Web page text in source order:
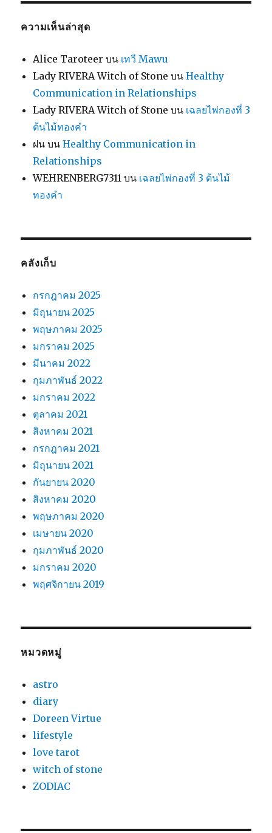
ความเห็นล่าสุด
Alice Taroteer บน เทวี Mawu
Lady RIVERA Witch of Stone บนHealthy
Communication in Relationships
Lady RIVERA Witch of Stone บน เฉลยไพ่กองที่ 3
ต้นไม้ทองคำ
ฝน บนHealthy Communication in
Relationships
WEHRENBERG7311 บน เฉลยไพ่กองที่ 3 ต้นไม้
ทองคำ
คลังเก็บ
กรกฎาคม 2025
มิถุนายน 2025
พฤษภาคม 2025
มกราคม 2025
มีนาคม 2022
กุมภาพันธ์ 2022
มกราคม 2022
ตุลาคม 2021
สิงหาคม 2021
กรกฎาคม 2021
มิถุนายน 2021
กันยายน 2020
สิงหาคม 2020
พฤษภาคม 2020
เมษายน 2020
กุมภาพันธ์ 2020
มกราคม 2020
พฤศจิกายน 2019
หมวดหมู่
astro
diary
Doreen Virtue
lifestyle
love tarot
witch of stone
ZODIAC